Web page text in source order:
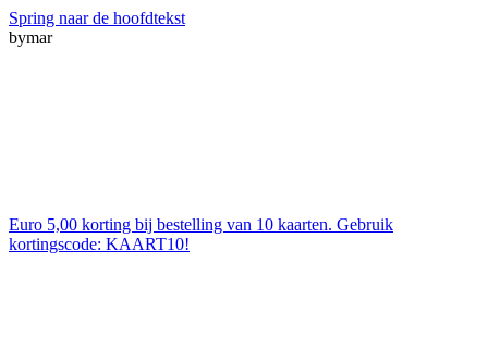
Spring naar de hoofdtekst
bymar
Euro 5,00 korting bij bestelling van 10 kaarten. Gebruik
kortingscode: KAART10!